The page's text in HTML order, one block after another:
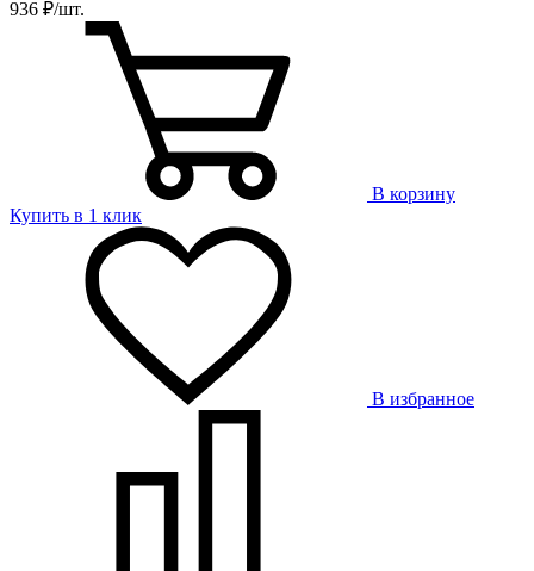
936 ₽/шт.
В корзину
Купить в 1 клик
В избранное